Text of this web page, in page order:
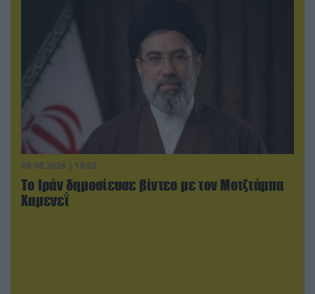
09.08.2026 | 18:02
Το Ιράν δημοσίευσε βίντεο με τον Μοτζτάμπα
Χαμενεΐ